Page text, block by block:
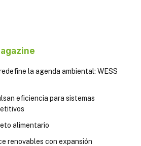
la agenda ambiental: WESS
eficiencia para sistemas
alimentario
renovables con expansión